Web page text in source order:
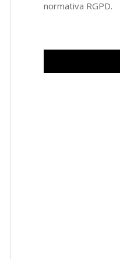
normativa RGPD.